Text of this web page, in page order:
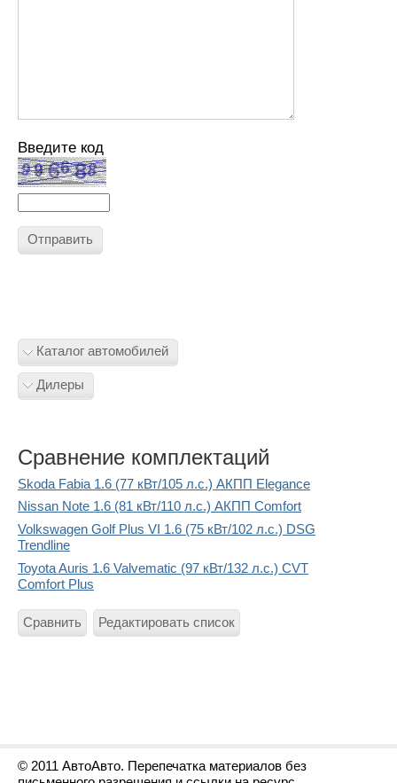
Введите код
Отправить
Каталог автомобилей
Дилеры
Сравнение комплектаций
Skoda Fabia 1.6 (77 кВт/105 л.с.) АКПП Elegance
Nissan Note 1.6 (81 кВт/110 л.с.) АКПП Comfort
Volkswagen Golf Plus VI 1.6 (75 кВт/102 л.с.) DSG
Trendline
Toyota Auris 1.6 Valvematic (97 кВт/132 л.с.) CVT
Comfort Plus
Сравнить Редактировать список
© 2011 АвтоАвто. Перепечатка материалов без